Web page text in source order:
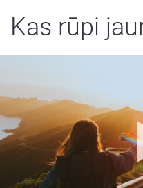
Kas rūpi